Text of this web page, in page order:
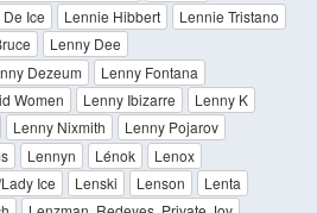
Ice Lennie Hibbert
Lennie Tristano
Lenny Dee
Dezeum
Lenny Fontana
Women
Lenny Ibizarre
Lenny K
Lenny Nixmith
Lenny Pojarov
Lennyn Lénok
Lenox
Ice Lenski Lenson
Lenta